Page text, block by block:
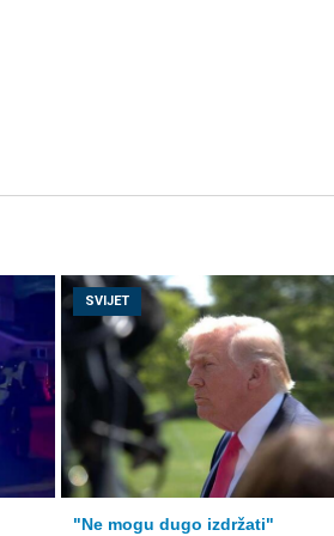
SVIJET
"Ne mogu dugo izdržati"